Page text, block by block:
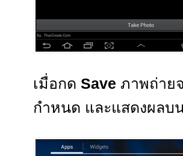
เมื่อกด Save ภาพถ่าย
กำหนด และแสดงผลบ